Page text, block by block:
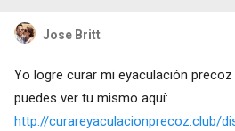
Jose Britt
Yo logre curar mi eyaculación
puedes ver tu mismo aquí:
http://curareyaculacionprecoz.club/